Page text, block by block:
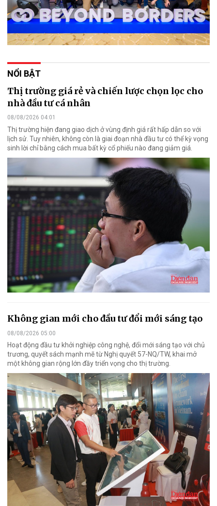
NỔI BẬT
Thị trường giá rẻ và chiến lược chọn lọc cho
nhà đầu tư cá nhân
08/08/2026 04:01
Thị trường hiện đang giao dịch ở vùng định giá rất hấp dẫn so với
lịch sử. Tuy nhiên, không còn là giai đoạn nhà đầu tư có thể kỳ vọng
sinh lời chỉ bằng cách mua bất kỳ cổ phiếu nào đang giảm giá.
Không gian mới cho đầu tư đổi mới sáng tạo
08/08/2026 05:00
Hoạt động đầu tư khởi nghiệp công nghệ, đổi mới sáng tạo với chủ
trương, quyết sách mạnh mẽ từ Nghị quyết 57-NQ/TW, khai mở
một không gian rộng lớn đầy triển vọng cho thị trường.